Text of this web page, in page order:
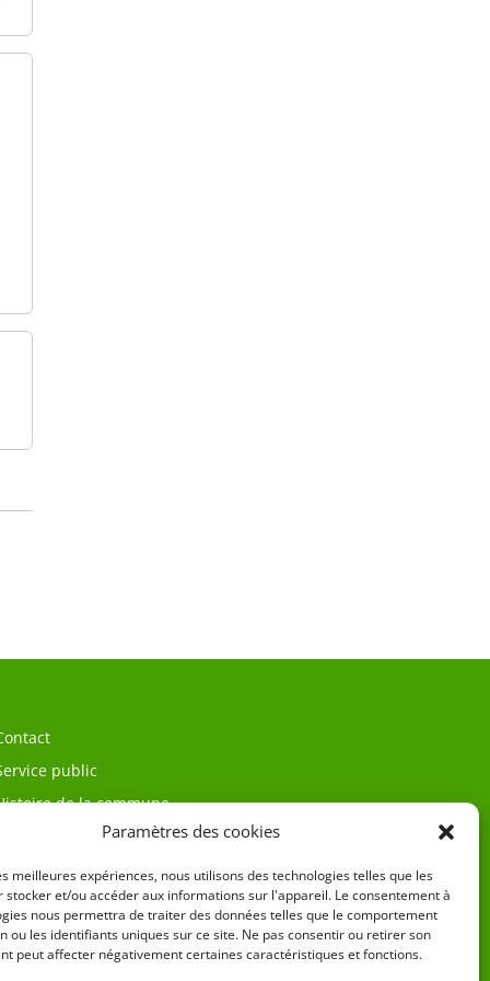
Paramètres des cookies
meilleures expériences, nous utilisons des technologies telles que les
stocker et/ou accéder aux informations sur l'appareil. Le consentement à
nous permettra de traiter des données telles que le comportement
ou les identifiants uniques sur ce site. Ne pas consentir ou retirer son
peut affecter négativement certaines caractéristiques et fonctions.
public
de la commune